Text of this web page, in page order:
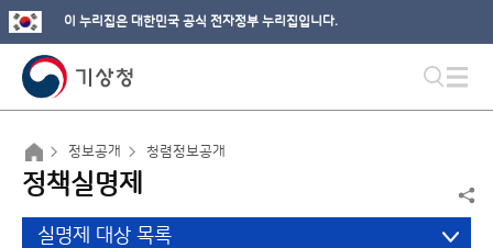
이 누리집은 대한민국 공식 전자정부 누리집입니다.
정보공개 청렴정보공개
정책실명제
실명제 대상 목록